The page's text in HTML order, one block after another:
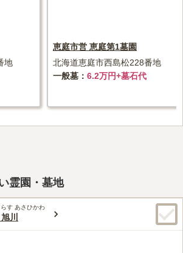
地
恵庭市営 恵庭第1墓園
北海道恵庭市西島松228番地
一般墓
6.2万円+墓石代
霊園・墓地
す あさひかわ
川